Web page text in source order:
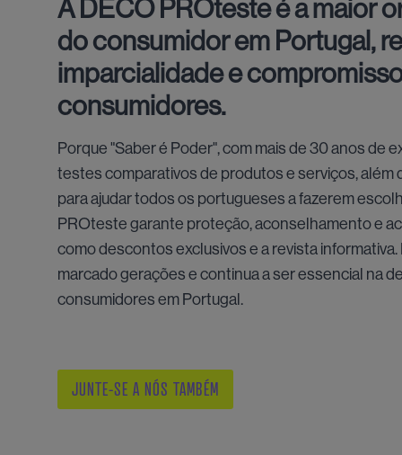
A DECO PROteste é a maior
do consumidor em Portugal,
imparcialidade e
consumidores.
Porque "Saber é Poder", com mais de 30 anos de
testes comparativos de produtos e serviços,
para ajudar todos os portugueses a fazerem
PROteste garante proteção, aconselhamento e
como descontos exclusivos e a revista
marcado gerações e continua a ser essencial na
consumidores em Portugal.
JUNTE-SE A NÓS TAMBÉM